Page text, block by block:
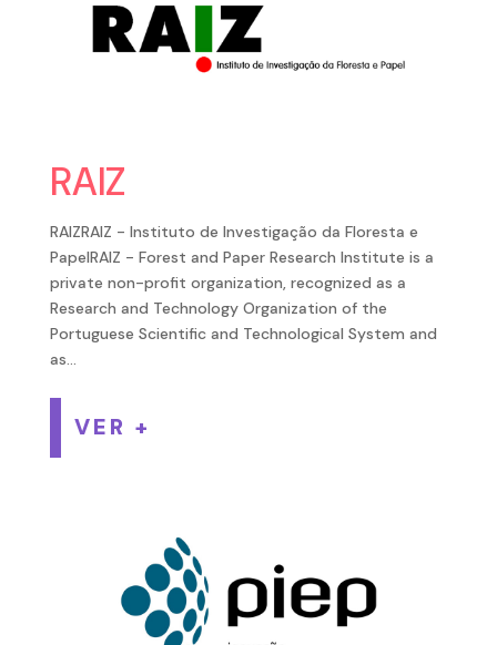
RAIZ
RAIZRAIZ - Instituto de Investigação da Floresta e
PapelRAIZ - Forest and Paper Research Institute is a
private non-profit organization, recognized as a
Research and Technology Organization of the
Portuguese Scientific and Technological System and
as...
VER +